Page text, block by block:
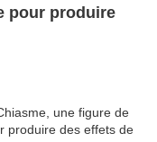
pour produire